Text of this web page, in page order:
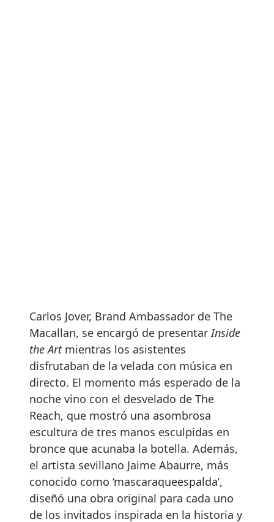
Carlos Jover, Brand Ambassador de The
Macallan, se encargó de presentarInside
the Artmientras los asistentes
disfrutaban de la velada con música en
directo. El momento más esperado de la
noche vino con el desvelado de The
Reach, que mostró una asombrosa
escultura de tres manos esculpidas en
bronce que acunaba la botella. Además,
el artista sevillano Jaime Abaurre, más
conocido como ‘mascaraqueespalda’,
diseñó una obra original para cada uno
de los invitados inspirada en la historia y